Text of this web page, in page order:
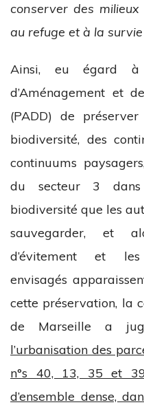
conserver des
au refuge et à la
Ainsi, eu égard à
d’Aménagement et
(PADD) de
biodiversité, des
continuums
du secteur 3
biodiversité que les
sauvegarder, et
d’évitement et
envisagés
cette préservation, la
de Marseille a
l’urbanisation des
n°s 40, 13, 35 et
d’ensemble dense,